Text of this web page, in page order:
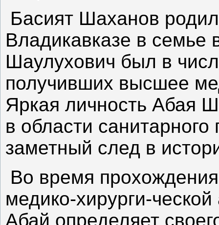
Басият Шаханов
Владикавказе в семье
Шаулухович был в
получивших высшее
Яркая личность Абая
в области
заметный след в
Во время
медико-хирурги-
Абай определяет